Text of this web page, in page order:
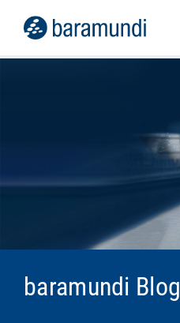
baramundi Blog